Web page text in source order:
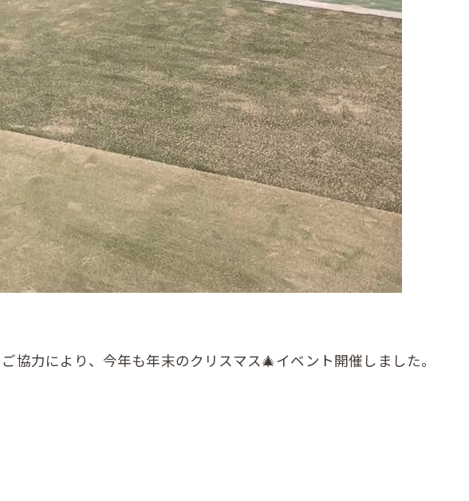
協力により、今年も年末のクリスマス🎄イベント開催しました。